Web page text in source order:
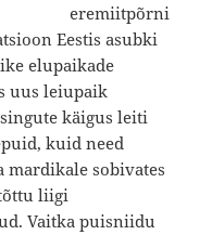
eremiitpõrni
Eestis asubki
elupaikade
uus leiupaik
käigus leiti
kuid need
mardikale sobivates
liigi
Vaitka puisniidu